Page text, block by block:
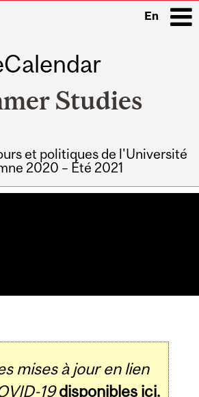
En
Studies
et politiques de l'Université
2020 – Été 2021
mises à jour en lien
19 disponibles ici.